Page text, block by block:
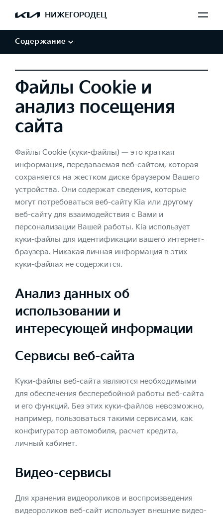
НИЖЕГОРОДЕЦ
Содержание
Авторские права и товарные знаки
Файлы Cookie и
анализ посещения
сайта
Файлы Cookie (куки-файлы) — это краткая
информация, передаваемая веб-сайтом, которая
сохраняется на жестком диске браузером Вашего
устройства. Они содержат сведения, которые
могут потребоваться веб-сайту Kia или другому
веб-сайту для взаимодействия с Вами и
персонализации Вашей работы. Kia использует
куки-файлы для идентификации вашего интернет-
браузера. Никакая личная информация в этих
куки-файлах не содержится.
Анализ данных об
использовании и
интересующей информации
Сервисы веб-сайта
Куки-файлы веб-сайта являются необходимыми
для обеспечения бесперебойной работы веб-сайта
и его функций. Без этих куки-файлов невозможно,
например, пользоваться такими сервисами, как
конфигуратор автомобиля, расчет кредита,
личный кабинет.
Видео-сервисы
Для хранения видеороликов и воспроизведения
видеороликов веб-сайт использует внешние видео-